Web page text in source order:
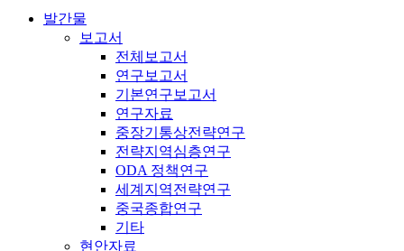
발간물
보고서
전체보고서
연구보고서
기본연구보고서
연구자료
중장기통상전략연구
전략지역심층연구
ODA 정책연구
세계지역전략연구
중국종합연구
기타
현안자료